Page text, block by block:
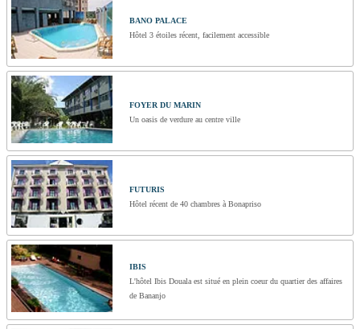
BANO PALACE
Hôtel 3 étoiles récent, facilement accessible
FOYER DU MARIN
Un oasis de verdure au centre ville
FUTURIS
Hôtel récent de 40 chambres à Bonapriso
IBIS
L'hôtel Ibis Douala est situé en plein coeur du quartier des affaires
de Bananjo